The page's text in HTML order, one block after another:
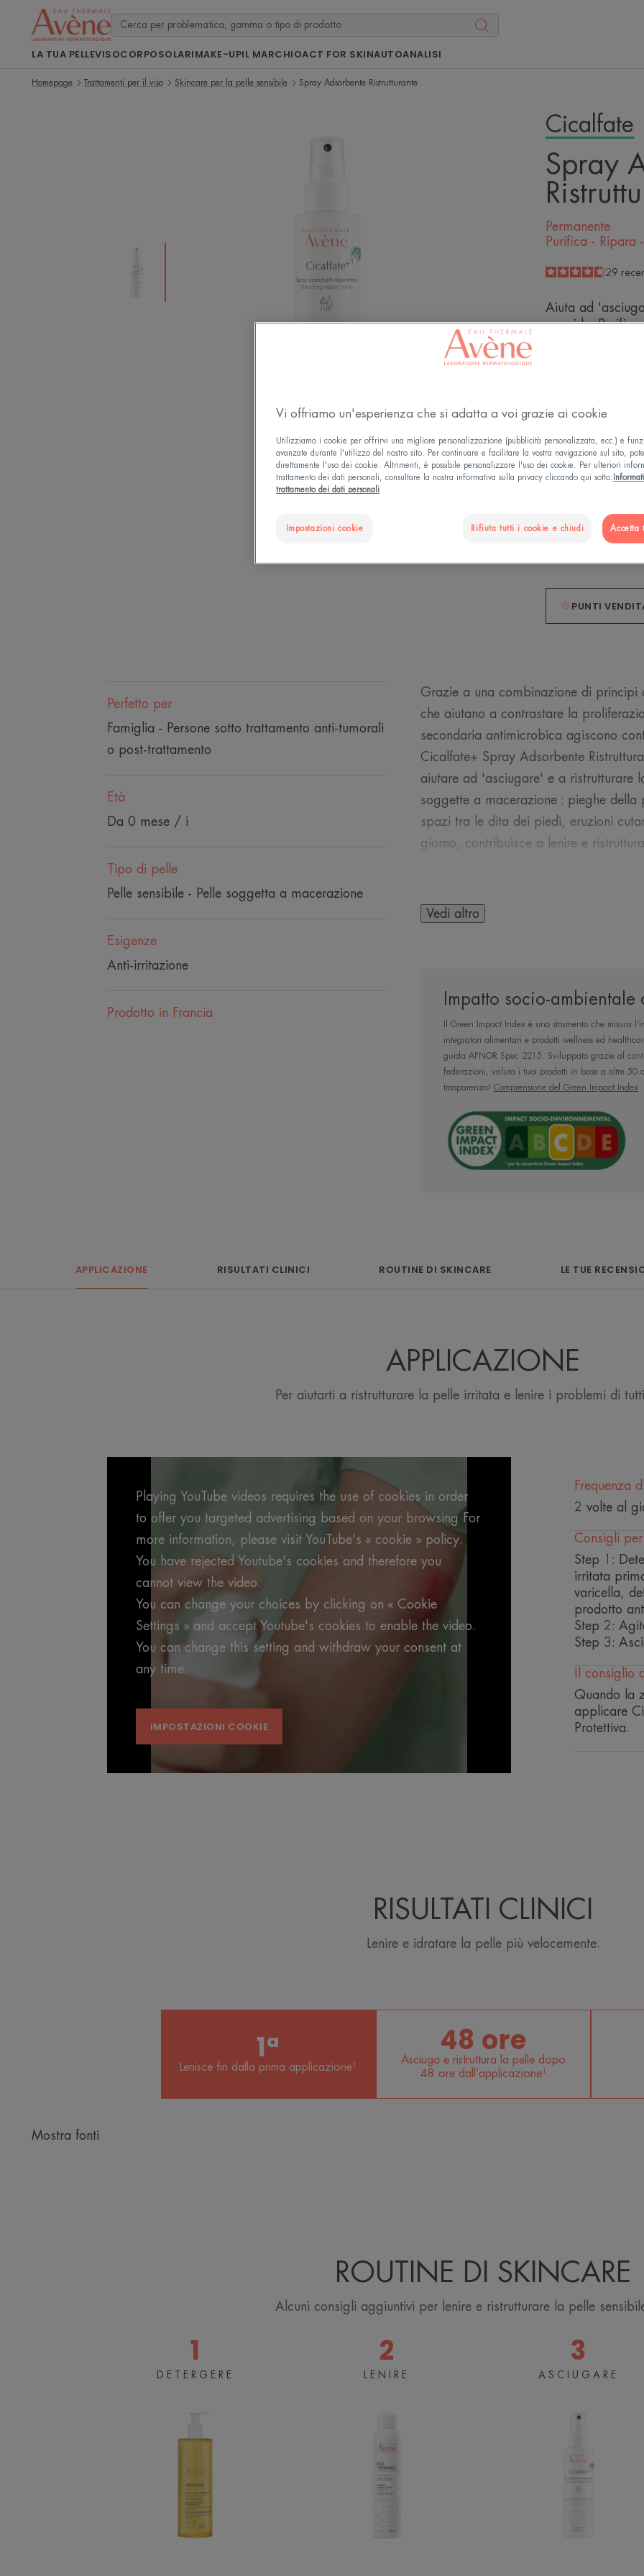
LA TUA PELLEVISOCORPOSOLARIMAKE-UPIL MARCHIOACT FOR SKINAUTOANALISI
Homepage Trattamenti per il viso Skincare per la pelle sensibile Spray Adsorbente Ristrutturante
Cicalfate
Spray
Permanente
Purifica - Ripara
4.7
/
5
29
Aiuta ad
e umide.
contrastare la
Secca
1° attivo
Adsorbente,
PUNTI
Perfetto per
Famiglia - Persone sotto trattamento anti-tumorali
o post-trattamento
Età
Da 0 mese / i
Tipo di pelle
Pelle sensibile - Pelle soggetta a macerazione
Esigenze
Anti-irritazione
Prodotto in Francia
Grazie a una combinazione di principi
che aiutano a contrastare la
secondaria antimicrobica agiscono
Cicalfate+ Spray Adsorbente
aiutare ad 'asciugare' e a ristrutturare
soggette a macerazione : pieghe
spazi tra le dita dei piedi, eruzioni
giorno, contribuisce a lenire e
Una formula
'asciugare',
macerazione per
uno
favorisce il processo di ristrutturazine
Benefici
• RISTRUTTURANTE* : [C+-
postbiotico ottenuto dall'Acqua
ristrutturazione epidermica.
• PURIFICANTE : I solfati di rame e di
proliferazione microbica permettono
limitano il rischio di proliferazione
RACCOLTA DIFFERENZIATA
Qui di seguito le informazioni sullo
Svuotare l’imballaggio primario del suo
Verificare le disposizioni del proprio
CICALFATE SPRAY ADSORBENTE
Pellicola protettiva (PET 1): PLASTICA
Vedi altro
Impatto socio-ambientale
Il Green Impact Index è uno strumento che misura
integratori alimentari e prodotti wellness ed
guida AFNOR Spec 2215. Sviluppato grazie al
federazioni, valuta i tuoi prodotti in base a oltre 50
trasparenza! Comprensione del Green Impact Index
APPLICAZIONE RISULTATI CLINICI ROUTINE DI SKINCARE LE TUE
APPLICAZIONE
Per aiutarti a ristrutturare la pelle irritata e lenire i problemi di
Playing YouTube videos requires the use of cookies in order
to offer you targeted advertising based on your browsing For
more information, please visit YouTube's « cookie » policy.
You have rejected Youtube's cookies and therefore you
cannot view the video.
You can change your choices by clicking on « Cookie
Settings » and accept Youtube's cookies to enable the video.
You can change this setting and withdraw your consent at
any time.
IMPOSTAZIONI COOKIE
Frequenza
2 volte al
Consigli
Step 1:
irritata
varicella,
prodotto
Step 2:
Step 3:
Il consiglio
Quando la
applicare
Protettiva.
RISULTATI CLINICI
Lenire e idratare la pelle più velocemente.
1ª
Lenisce fin dalla prima applicazione¹
48 ore
Asciuga e ristruttura la pelle dopo
48 ore dall’applicazione¹
Mostra fonti
ROUTINE DI SKINCARE
Alcuni consigli aggiuntivi per lenire e ristrutturare la pelle
1Olio
DETERGERE
2Acqua
LENIRE
3Spray
ASCIUGARE
Vi offriamo un'esperienza che si adatta a voi grazie ai cookie
Utilizziamo i cookie per offrirvi una migliore personalizzazione (pubblicità personalizzata, ecc.) e
avanzate durante l'utilizzo del nostro sito. Per continuare e facilitare la vostra navigazione sul sito,
direttamente l'uso dei cookie. Altrimenti, è possibile personalizzare l'uso dei cookie. Per ulteriori
trattamento dei dati personali, consultare la nostra informativa sulla privacy cliccando qui sotto:
trattamento dei dati personali
Impostazioni cookie Rifiuta tutti i cookie e chiudi Accetta